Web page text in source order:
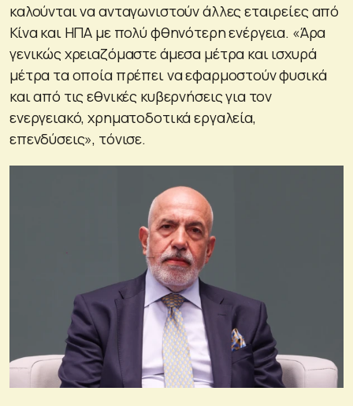
καλούνται να ανταγωνιστούν άλλες εταιρείες από
Κίνα και ΗΠΑ με πολύ φθηνότερη ενέργεια. «Άρα
γενικώς χρειαζόμαστε άμεσα μέτρα και ισχυρά
μέτρα τα οποία πρέπει να εφαρμοστούν φυσικά
και από τις εθνικές κυβερνήσεις για τον
ενεργειακό, χρηματοδοτικά εργαλεία,
επενδύσεις», τόνισε.